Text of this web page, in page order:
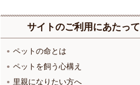
サイトのご利用にあたって
ペットの命とは
ペットを飼う心構え
里親になりたい方へ